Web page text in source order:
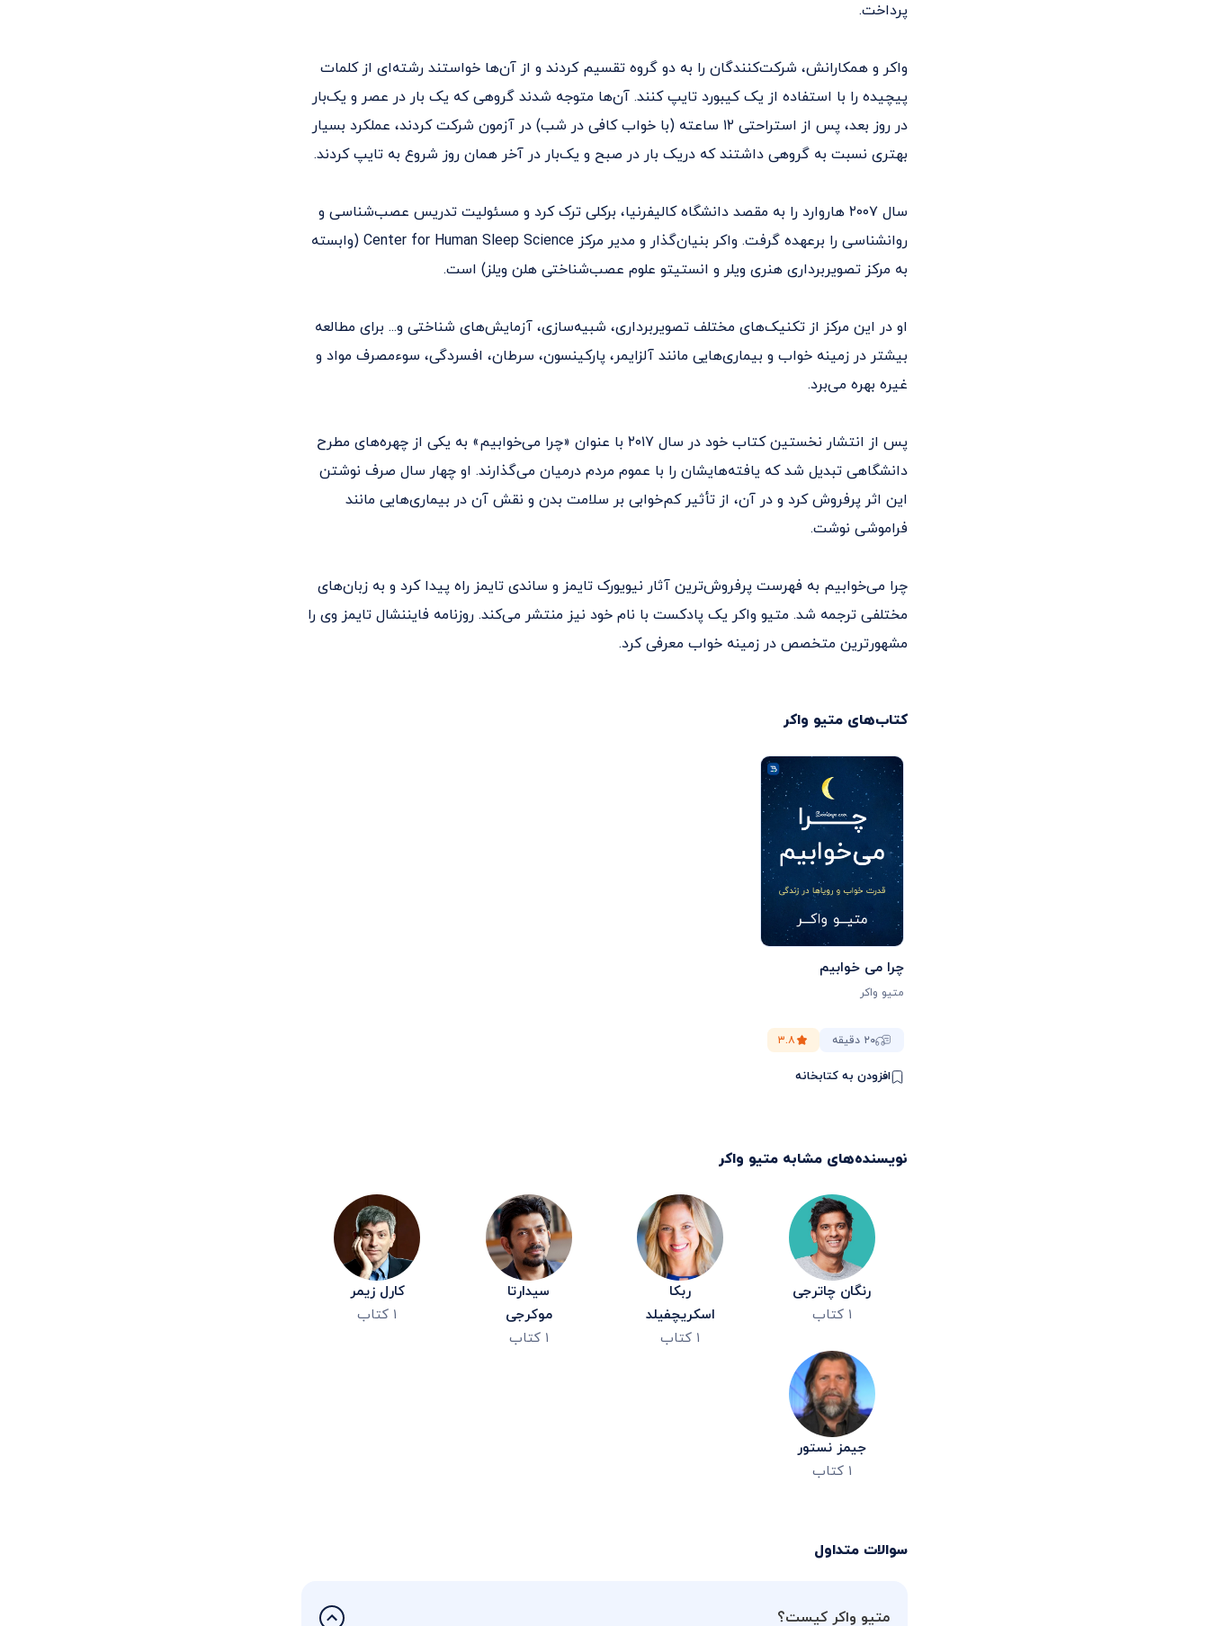
پرداخت.
واکر و همکارانش، شرکت‌کنندگان را به دو گروه تقسیم کردند و از آن‌ها خواستند رشته‌ای از کلمات
پیچیده را با استفاده از یک کیبورد تایپ کنند. آن‌ها متوجه شدند گروهی که یک بار در عصر و یک‌بار
در روز بعد، پس از استراحتی ۱۲ ساعته (با خواب کافی در شب) در آزمون شرکت کردند، عملکرد بسیار
بهتری نسبت به گروهی داشتند که دریک بار در صبح و یک‌بار در آخر همان روز شروع به تایپ کردند.
سال ۲۰۰۷ هاروارد را به مقصد دانشگاه کالیفرنیا، برکلی ترک کرد و مسئولیت تدریس عصب‌شناسی و
روانشناسی را برعهده گرفت. واکر بنیان‌گذار و مدیر مرکز Center for Human Sleep Science (وابسته
به مرکز تصویربرداری هنری ویلر و انستیتو علوم عصب‌شناختی هلن ویلز) است.
او در این مرکز از تکنیک‌های مختلف تصویربرداری، شبیه‌سازی، آزمایش‌های شناختی و... برای مطالعه
بیشتر در زمینه خواب و بیماری‌هایی مانند آلزایمر، پارکینسون، سرطان، افسردگی، سوءمصرف مواد و
غیره بهره می‌برد.
پس از انتشار نخستین کتاب خود در سال ۲۰۱۷ با عنوان «چرا می‌خوابیم» به یکی از چهره‌های مطرح
دانشگاهی تبدیل شد که یافته‌هایشان را با عموم مردم درمیان می‌گذارند. او چهار سال صرف نوشتن
این اثر پرفروش کرد و در آن، از تأثیر کم‌خوابی بر سلامت بدن و نقش آن در بیماری‌هایی مانند
فراموشی نوشت.
چرا می‌خوابیم به فهرست پرفروش‌ترین آثار نیویورک تایمز و ساندی تایمز راه پیدا کرد و به زبان‌های
مختلفی ترجمه شد. متیو واکر یک پادکست با نام خود نیز منتشر می‌کند. روزنامه فایننشال تایمز وی را
مشهورترین متخصص در زمینه خواب معرفی کرد.
کتاب‌های متیو واکر
چرا می خوابیم
متیو واکر
۲۰ دقیقه ۳.۸
افزودن به کتابخانه
نویسنده‌های مشابه متیو واکر
رنگان چاترجی
۱ کتاب
ربکا
اسکریچفیلد
۱ کتاب
سیدارتا
موکرجی
۱ کتاب
کارل زیمر
۱ کتاب
جیمز نستور
۱ کتاب
سوالات متداول
متیو واکر کیست؟